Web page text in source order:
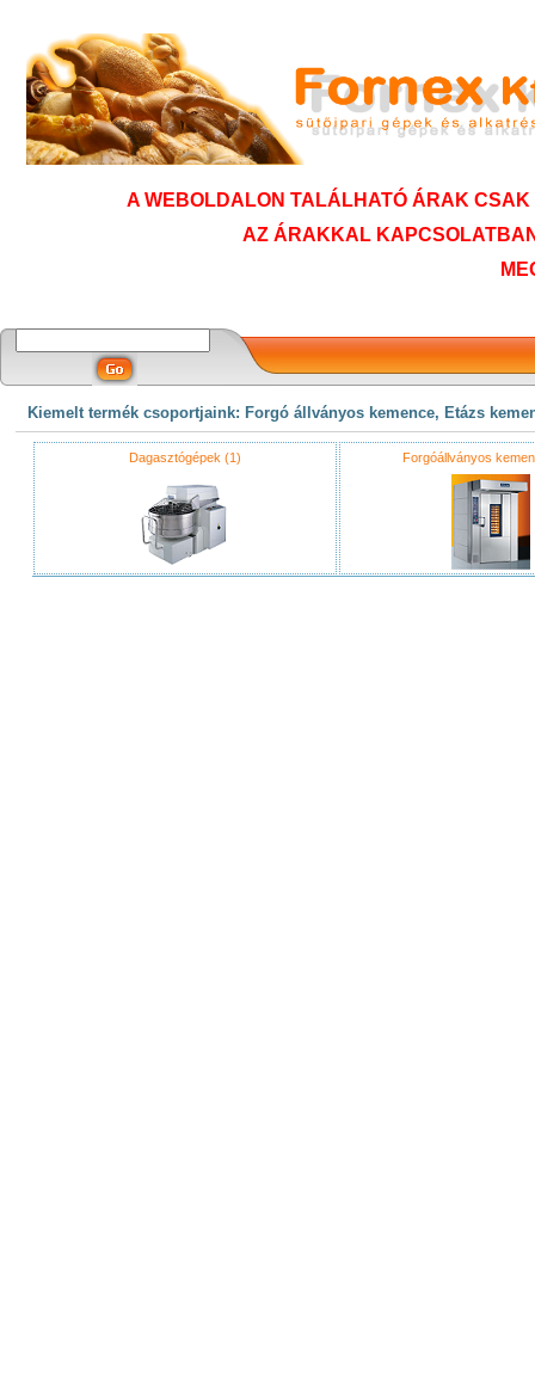
A WEBOLDALON TALÁLHATÓ ÁRAK
AZ ÁRAKKAL
Kiemelt termék csoportjaink: Forgó állványos kemence, Etázs
Dagasztógépek (1) Forgóállványos